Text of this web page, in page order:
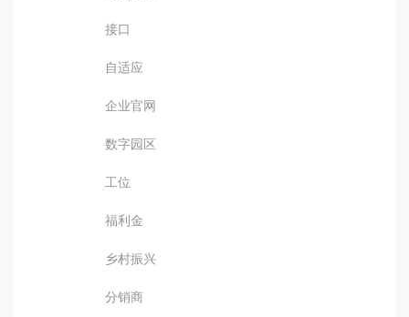
接口
自适应
企业官网
数字园区
工位
福利金
乡村振兴
分销商